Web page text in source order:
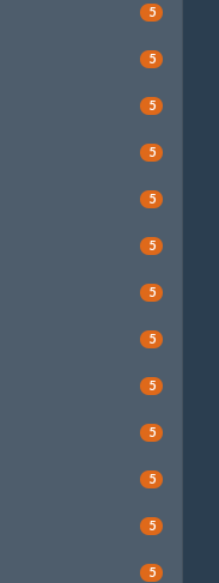
5
5
5
5
5
5
5
5
5
5
5
5
5